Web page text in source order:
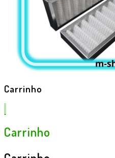
Carrinho
Carrinho